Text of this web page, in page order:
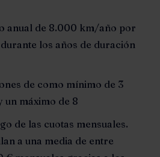
anual de 8.000 km/año por
los años de duración
de como mínimo de 3
un máximo de 8
de las cuotas mensuales.
a una media de entre